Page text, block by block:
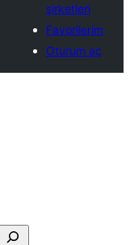
şirketleri
Favorilerim
Oturum aç